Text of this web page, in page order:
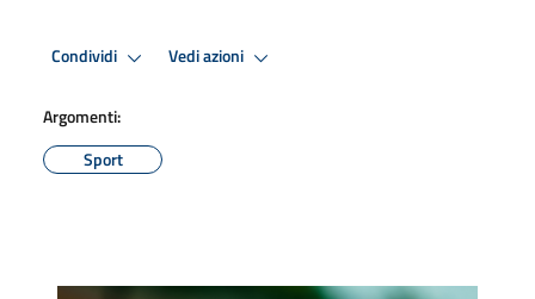
Condividi Vedi azioni
Argomenti:
Sport